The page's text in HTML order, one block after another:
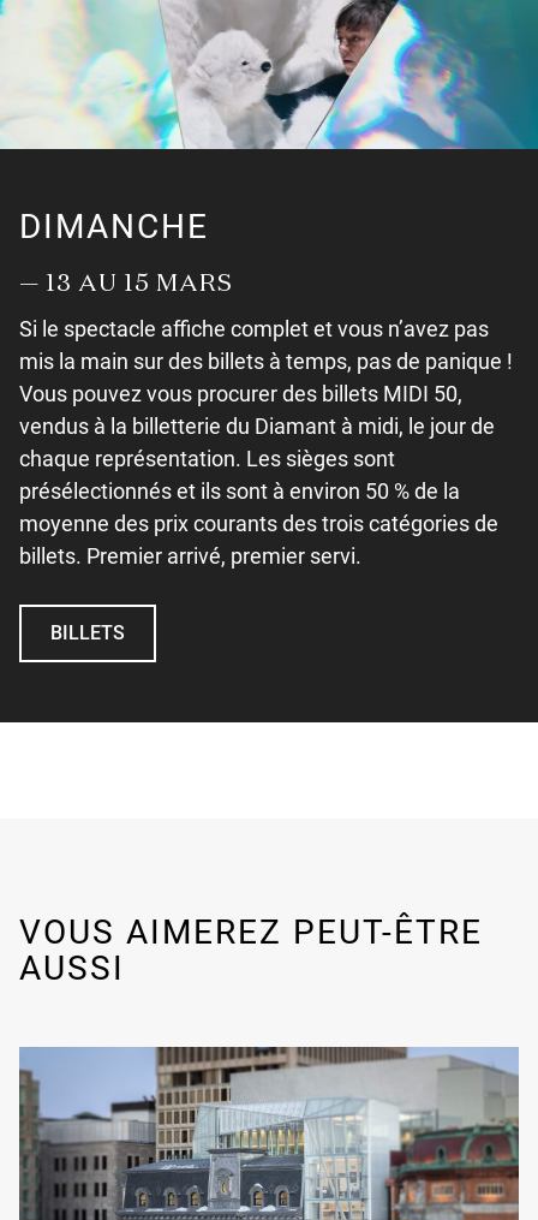
DIMANCHE
— 13 AU 15 MARS
Si le spectacle affiche complet et vous n’avez pas
mis la main sur des billets à temps, pas de panique !
Vous pouvez vous procurer des billets MIDI 50,
vendus à la billetterie du Diamant à midi, le jour de
chaque représentation. Les sièges sont
présélectionnés et ils sont à environ 50 % de la
moyenne des prix courants des trois catégories de
billets. Premier arrivé, premier servi.
BILLETS
UNDEFINED
VOUS AIMEREZ PEUT-ÊTRE
AUSSI